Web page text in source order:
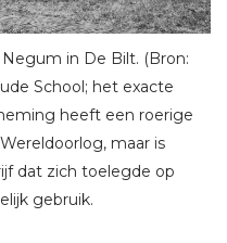
in De Bilt. (Bron:
School; het exacte
heeft een roerige
maar is
dat zich toelegde op
gebruik.